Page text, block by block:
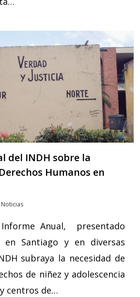
del INDH sobre la
Humanos en
Noticias
Anual, presentado
en Santiago y en diversas
subraya la necesidad de
de niñez y adolescencia
centros de…